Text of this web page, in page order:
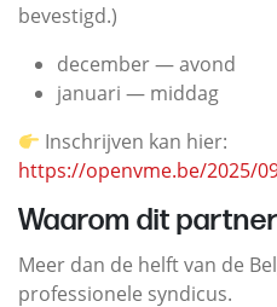
bevestigd.)
december — avond
januari — middag
Inschrijven kan hier:
https://openvme.be/2025/
Waarom dit
Meer dan de helft van de
professionele syndicus.